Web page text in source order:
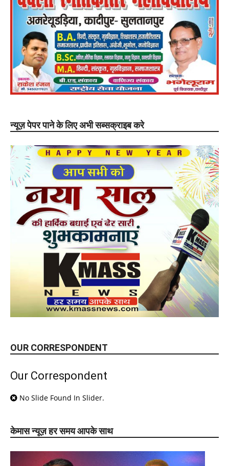
न्यूज़ पेपर पाने के लिए अभी सब्सक्राइब करे
OUR CORRESPONDENT
Our Correspondent
No Slide Found In Slider.
केमास न्यूज़ हर समय आपके साथ